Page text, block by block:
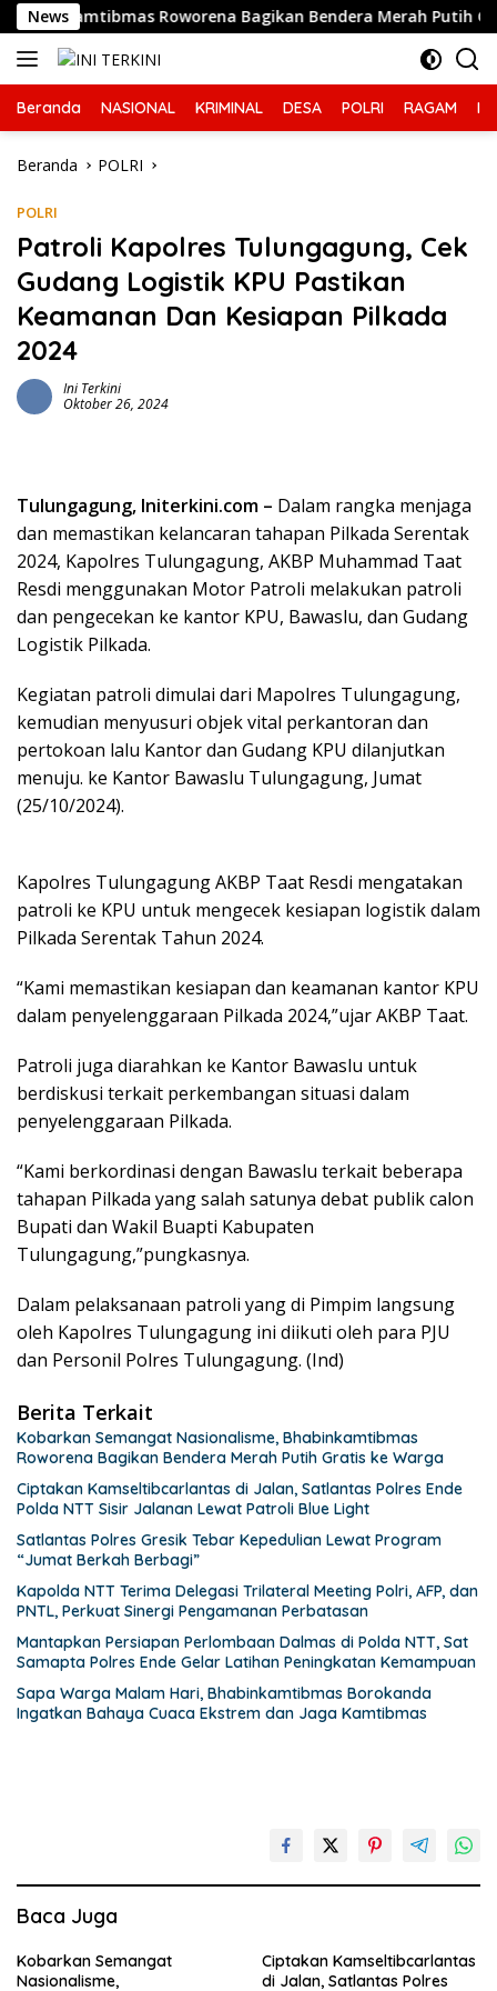
Langsung
ke
konten
News Roworena Bagikan Bendera Merah Putih Gratis
Beranda NASIONAL KRIMINAL DESA POLRI RAGAM
Beranda POLRI
POLRI
Patroli Kapolres Tulungagung, Cek
Gudang Logistik KPU Pastikan
Keamanan Dan Kesiapan Pilkada
2024
Ini Terkini
Oktober 26, 2024
Tulungagung, Initerkini.com – Dalam rangka menjaga
dan memastikan kelancaran tahapan Pilkada Serentak
2024, Kapolres Tulungagung, AKBP Muhammad Taat
Resdi menggunakan Motor Patroli melakukan patroli
dan pengecekan ke kantor KPU, Bawaslu, dan Gudang
Logistik Pilkada.
Kegiatan patroli dimulai dari Mapolres Tulungagung,
kemudian menyusuri objek vital perkantoran dan
pertokoan lalu Kantor dan Gudang KPU dilanjutkan
menuju. ke Kantor Bawaslu Tulungagung, Jumat
(25/10/2024).
Kapolres Tulungagung AKBP Taat Resdi mengatakan
patroli ke KPU untuk mengecek kesiapan logistik dalam
Pilkada Serentak Tahun 2024.
“Kami memastikan kesiapan dan keamanan kantor KPU
dalam penyelenggaraan Pilkada 2024,”ujar AKBP Taat.
Patroli juga diarahkan ke Kantor Bawaslu untuk
berdiskusi terkait perkembangan situasi dalam
penyelenggaraan Pilkada.
“Kami berkordinasi dengan Bawaslu terkait beberapa
tahapan Pilkada yang salah satunya debat publik calon
Bupati dan Wakil Buapti Kabupaten
Tulungagung,”pungkasnya.
Dalam pelaksanaan patroli yang di Pimpim langsung
oleh Kapolres Tulungagung ini diikuti oleh para PJU
dan Personil Polres Tulungagung. (Ind)
Berita Terkait
Kobarkan Semangat Nasionalisme, Bhabinkamtibmas
Roworena Bagikan Bendera Merah Putih Gratis ke Warga
Ciptakan Kamseltibcarlantas di Jalan, Satlantas Polres Ende
Polda NTT Sisir Jalanan Lewat Patroli Blue Light
Satlantas Polres Gresik Tebar Kepedulian Lewat Program
“Jumat Berkah Berbagi”
Kapolda NTT Terima Delegasi Trilateral Meeting Polri, AFP, dan
PNTL, Perkuat Sinergi Pengamanan Perbatasan
Mantapkan Persiapan Perlombaan Dalmas di Polda NTT, Sat
Samapta Polres Ende Gelar Latihan Peningkatan Kemampuan
Sapa Warga Malam Hari, Bhabinkamtibmas Borokanda
Ingatkan Bahaya Cuaca Ekstrem dan Jaga Kamtibmas
Baca Juga
Kobarkan Semangat
Nasionalisme,
Ciptakan Kamseltibcarlantas
di Jalan, Satlantas Polres